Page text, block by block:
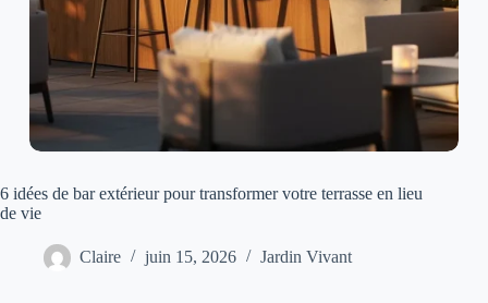
6 idées de bar extérieur pour transformer votre terrasse en lieu
de vie
Claire juin 15, 2026 Jardin Vivant